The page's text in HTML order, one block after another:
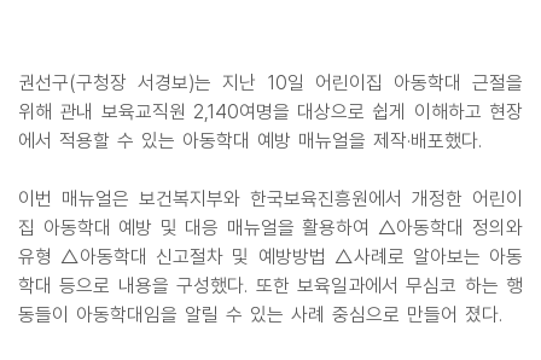
권선구(구청장 서경보)는 지난 10일 어린이집 아동학대 근절을
위해 관내 보육교직원 2,140여명을 대상으로 쉽게 이해하고 현장
에서 적용할 수 있는 아동학대 예방 매뉴얼을 제작·배포했다.
이번 매뉴얼은 보건복지부와 한국보육진흥원에서 개정한 어린이
집 아동학대 예방 및 대응 매뉴얼을 활용하여 △아동학대 정의와
유형 △아동학대 신고절차 및 예방방법 △사례로 알아보는 아동
학대 등으로 내용을 구성했다. 또한 보육일과에서 무심코 하는 행
동들이 아동학대임을 알릴 수 있는 사례 중심으로 만들어 졌다.